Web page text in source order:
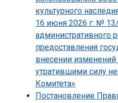
культурного
16 июня 2026 г. №
административного
предоставления
внесении изменений
утратившими силу
Комитета»
Постановление